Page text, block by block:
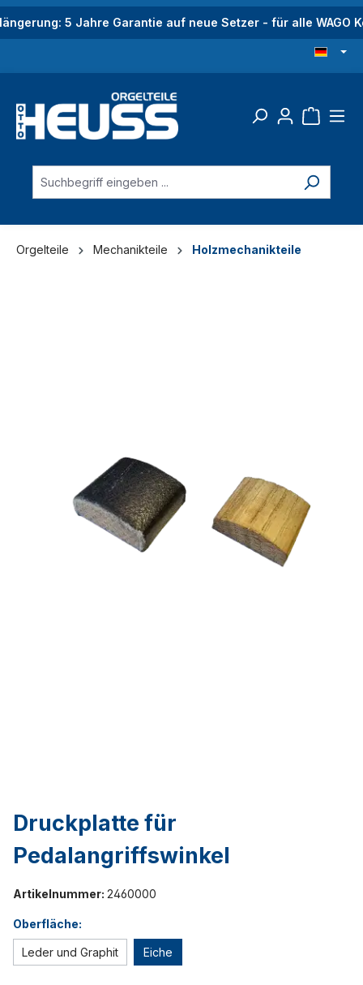
springen5 Jahre Garantie auf neue Setzer - für alle WAGO
Orgelteile Mechanikteile Holzmechanikteile
Druckplatte für
Pedalangriffswinkel
Artikelnummer: 2460000
Oberfläche:
Leder und Graphit Eiche